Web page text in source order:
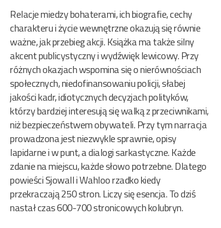
Relacje miedzy bohaterami, ich biografie, cechy
charakteru i życie wewnętrzne okazują się równie
ważne, jak przebieg akcji. Książka ma także silny
akcent publicystyczny i wydźwięk lewicowy. Przy
różnych okazjach wspomina się o nierównościach
społecznych, niedofinansowaniu policji, słabej
jakości kadr, idiotycznych decyzjach polityków,
którzy bardziej interesują się walką z przeciwnikami,
niż bezpieczeństwem obywateli. Przy tym narracja
prowadzona jest niezwykle sprawnie, opisy
lapidarne i w punt, a dialogi sarkastyczne. Każde
zdanie na miejscu, każde słowo potrzebne. Dlatego
powieści Sjowall i Wahloo rzadko kiedy
przekraczają 250 stron. Liczy się esencja. To dziś
nastał czas 600-700 stronicowych kolubryn.